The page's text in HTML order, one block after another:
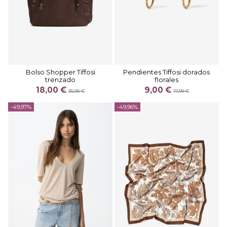
Bolso Shopper Tiffosi
trenzado
18,00 €35,99 €
Pendientes Tiffosi dorados
florales
9,00 € 17,99 €
-49,97% -49,96%